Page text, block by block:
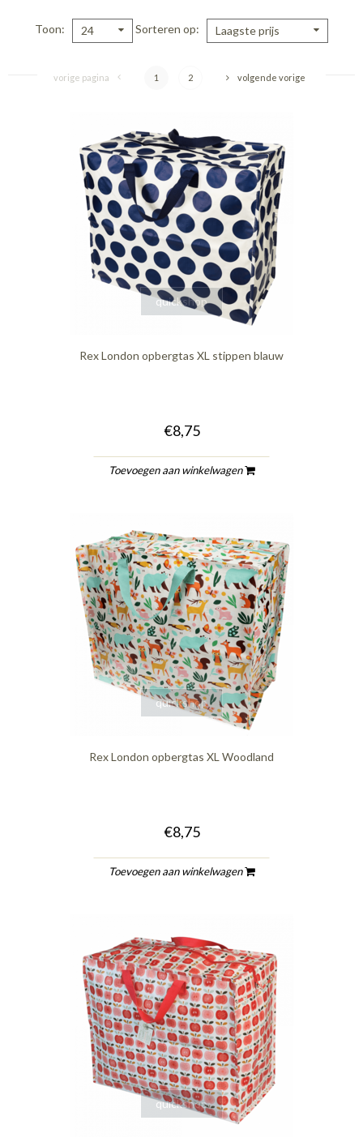
Toon 24 Sorteren op Laagste prijs
vorige pagina 1 2 volgende vorige
quickshop
Rex London opbergtas XL stippen blauw
€8,75
Toevoegen aan winkelwagen
quickshop
Rex London opbergtas XL Woodland
€8,75
Toevoegen aan winkelwagen
quickshop